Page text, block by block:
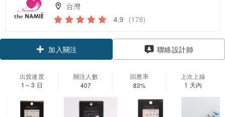
台灣
4.9 (178)
加入關注 聯絡設計師
出貨速度
1～3 日
關注人數
407
回應率
83%
上次上線
1 天內